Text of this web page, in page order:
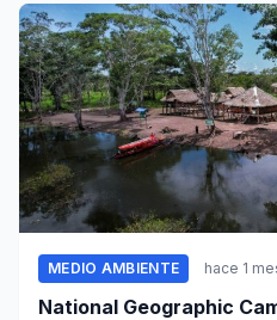
MEDIO AMBIENTE hace 1
National Geographic